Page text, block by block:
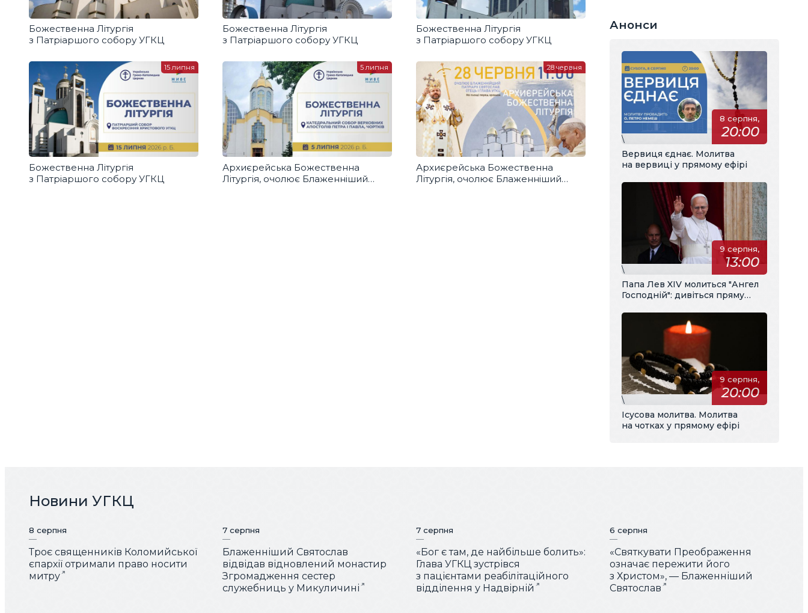
Божественна Літургія
з Патріаршого собору УГКЦ
Божественна Літургія
з Патріаршого собору УГКЦ
Божественна Літургія
з Патріаршого собору УГКЦ
Божественна Літургія
з Патріаршого собору УГКЦ
15 липня
Архиєрейська Божественна
Літургія, очолює Блаженніший
5 липня
Архиєрейська Божественна
Літургія, очолює Блаженніший
28 червня
Анонси
8 серпня,
20:00
\
Вервиця єднає. Молитва
на вервиці у прямому ефірі
9 серпня,
13:00
\
Папа Лев XIV молиться "Ангел
Господній": дивіться пряму
перекладом
9 серпня,
20:00
\
Ісусова молитва. Молитва
на чотках у прямому ефірі
Новини УГКЦ
8 серпня
Троє священників Коломийської
єпархії отримали право носити
митру
7 серпня
Блаженніший Святослав
відвідав відновлений монастир
Згромадження сестер
служебниць у Микуличині
7 серпня
«Бог є там, де найбільше болить»:
Глава УГКЦ зустрівся
з пацієнтами реабілітаційного
відділення у Надвірній
6 серпня
«Святкувати Преображення
означає пережити його
з Христом», — Блаженніший
Святослав